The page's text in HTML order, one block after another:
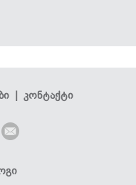
| კონტაქტი